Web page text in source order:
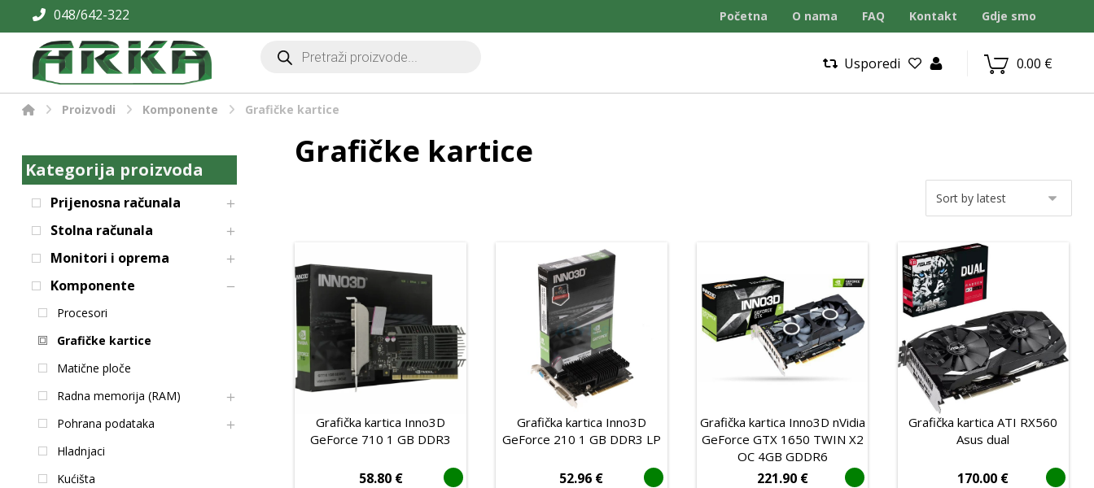
048/642-322 Početna O nama FAQ Kontakt Gdje smo
0.00 €
Usporedi
Proizvodi Komponente Grafičke kartice
Grafičke kartice
Grafička kartica Inno3D
GeForce 710 1 GB DDR3
58.80 €
Grafička kartica Inno3D
GeForce 210 1 GB DDR3 LP
52.96 €
Grafička kartica Inno3D nVidia
GeForce GTX 1650 TWIN X2
OC 4GB GDDR6
221.90 €
Grafička kartica ATI RX560
Asus dual
170.00 €
Kategorija proizvoda
Prijenosna računala
Stolna računala
Monitori i oprema
Komponente
Procesori
Grafičke kartice
Matične ploče
Radna memorija (RAM)
Pohrana podataka
Hladnjaci
Kućišta